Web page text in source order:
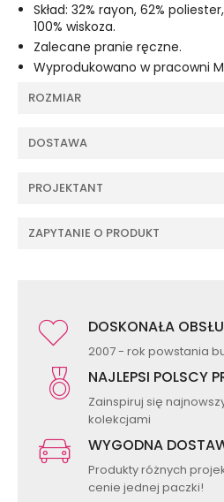
Skład: 32% rayon, 62%
100% wiskoza.
Zalecane pranie ręczne.
Wyprodukowano w pracowni
ROZMIAR
DOSTAWA
PROJEKTANT
ZAPYTANIE O PRODUKT
DOSKONAŁA
2007 - rok powstania
NAJLEPSI POLSCY
Zainspiruj się
kolekcjami
WYGODNA
Produkty różnych
cenie jednej paczki!